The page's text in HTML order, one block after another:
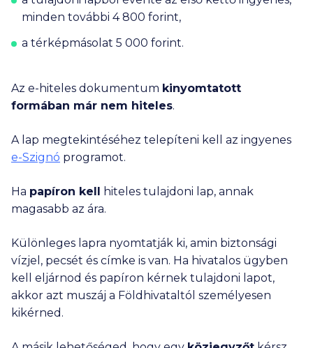
minden további 4 800 forint,
a térképmásolat 5 000 forint.
Az e-hiteles dokumentum kinyomtatott
formában már nem hiteles.
A lap megtekintéséhez telepíteni kell az ingyenes
e-Szignó programot.
Ha papíron kell hiteles tulajdoni lap, annak
magasabb az ára.
Különleges lapra nyomtatják ki, amin biztonsági
vízjel, pecsét és címke is van. Ha hivatalos ügyben
kell eljárnod és papíron kérnek tulajdoni lapot,
akkor azt muszáj a Földhivataltól személyesen
kikérned.